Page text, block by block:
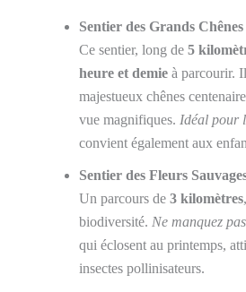
Sentier des Grands Chênes
Ce sentier, long de 5
heure et demie à parcourir.
majestueux chênes
vue magnifiques. Idéal pour
convient également aux
Sentier des Fleurs
Un parcours de 3 kilomètres
biodiversité. Ne manquez pas
qui éclosent au printemps,
insectes pollinisateurs.